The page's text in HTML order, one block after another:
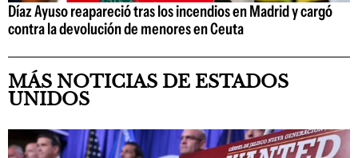
Díaz Ayuso reapareció tras los incendios en Madrid y cargó
contra la devolución de menores en Ceuta
MÁS NOTICIAS DE ESTADOS
UNIDOS